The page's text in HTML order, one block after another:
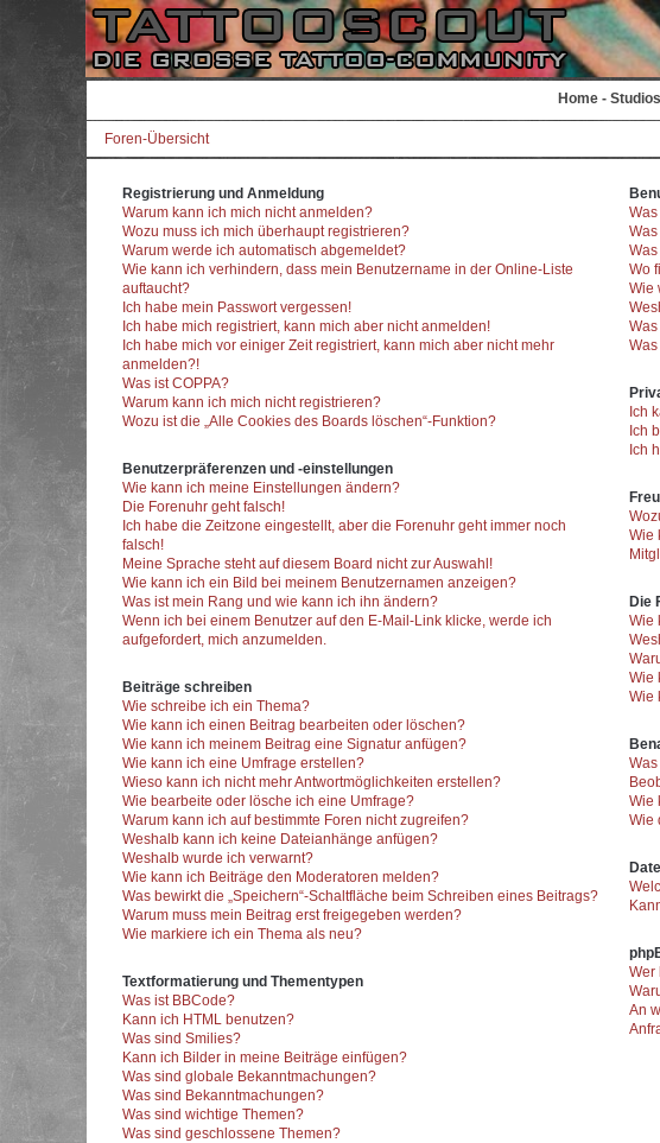
Home - Studios
Foren-Übersicht
Registrierung und Anmeldung
Warum kann ich mich nicht anmelden?
Wozu muss ich mich überhaupt registrieren?
Warum werde ich automatisch abgemeldet?
Wie kann ich verhindern, dass mein Benutzername in der Online-Liste
auftaucht?
Ich habe mein Passwort vergessen!
Ich habe mich registriert, kann mich aber nicht anmelden!
Ich habe mich vor einiger Zeit registriert, kann mich aber nicht mehr
anmelden?!
Was ist COPPA?
Warum kann ich mich nicht registrieren?
Wozu ist die „Alle Cookies des Boards löschen“-Funktion?
Benutzerpräferenzen und -einstellungen
Wie kann ich meine Einstellungen ändern?
Die Forenuhr geht falsch!
Ich habe die Zeitzone eingestellt, aber die Forenuhr geht immer noch
falsch!
Meine Sprache steht auf diesem Board nicht zur Auswahl!
Wie kann ich ein Bild bei meinem Benutzernamen anzeigen?
Was ist mein Rang und wie kann ich ihn ändern?
Wenn ich bei einem Benutzer auf den E-Mail-Link klicke, werde ich
aufgefordert, mich anzumelden.
Beiträge schreiben
Wie schreibe ich ein Thema?
Wie kann ich einen Beitrag bearbeiten oder löschen?
Wie kann ich meinem Beitrag eine Signatur anfügen?
Wie kann ich eine Umfrage erstellen?
Wieso kann ich nicht mehr Antwortmöglichkeiten erstellen?
Wie bearbeite oder lösche ich eine Umfrage?
Warum kann ich auf bestimmte Foren nicht zugreifen?
Weshalb kann ich keine Dateianhänge anfügen?
Weshalb wurde ich verwarnt?
Wie kann ich Beiträge den Moderatoren melden?
Was bewirkt die „Speichern“-Schaltfläche beim Schreiben eines Beitrags?
Warum muss mein Beitrag erst freigegeben werden?
Wie markiere ich ein Thema als neu?
Textformatierung und Thementypen
Was ist BBCode?
Kann ich HTML benutzen?
Was sind Smilies?
Kann ich Bilder in meine Beiträge einfügen?
Was sind globale Bekanntmachungen?
Was sind Bekanntmachungen?
Was sind wichtige Themen?
Was sind geschlossene Themen?
Wo
Wie
Ich
Ich
Ich
Wie
Die
Wie
Wie
Wie
Wie
Wie
Wer
An